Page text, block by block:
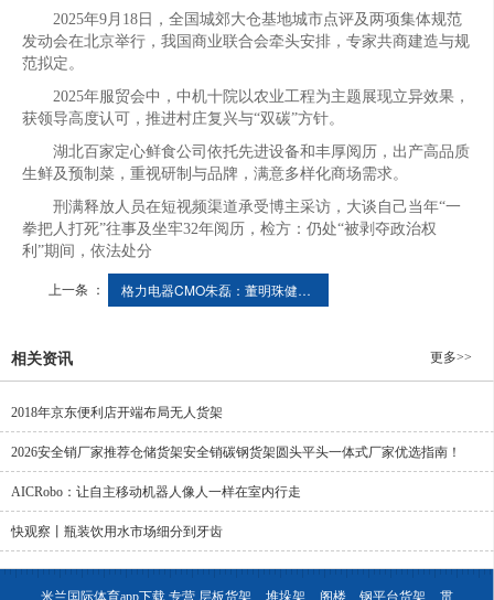
2025年9月18日，全国城郊大仓基地城市点评及两项集体规范
发动会在北京举行，我国商业联合会牵头安排，专家共商建造与规
范拟定。
2025年服贸会中，中机十院以农业工程为主题展现立异效果，
获领导高度认可，推进村庄复兴与“双碳”方针。
湖北百家定心鲜食公司依托先进设备和丰厚阅历，出产高品质
生鲜及预制菜，重视研制与品牌，满意多样化商场需求。
刑满释放人员在短视频渠道承受博主采访，大谈自己当年“一
拳把人打死”往事及坐牢32年阅历，检方：仍处“被剥夺政治权
利”期间，依法处分
上一条 ： 格力电器CMO朱磊：董明珠健康家门店数量已打破1000家
相关资讯 更多>>
2018年京东便利店开端布局无人货架
2026安全销厂家推荐仓储货架安全销碳钢货架圆头平头一体式厂家优选指南！
AICRobo：让自主移动机器人像人一样在室内行走
快观察丨瓶装饮用水市场细分到牙齿
米兰国际体育app下载,专营 层板货架 堆垛架 阁楼、钢平台货架 贯